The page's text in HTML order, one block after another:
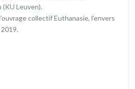
(KU Leuven).
collectif Euthanasie, l’envers